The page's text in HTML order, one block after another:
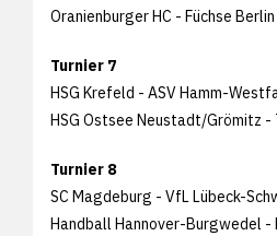
Oranienburger HC - Füchse Berlin
Turnier 7
HSG Krefeld - ASV Hamm-
HSG Ostsee Neustadt/Grömitz -
Turnier 8
SC Magdeburg - VfL Lübeck-
Handball Hannover-Burgwedel -